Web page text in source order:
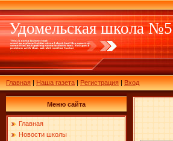
Удомельская школа №5
Главная|Наша газета|Регистрация|Вход
Меню сайта
Главная
Новости школы